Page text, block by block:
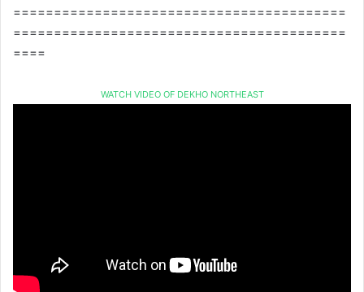
=========================================
=========================================
====
WATCH VIDEO OF DEKHO NORTHEAST